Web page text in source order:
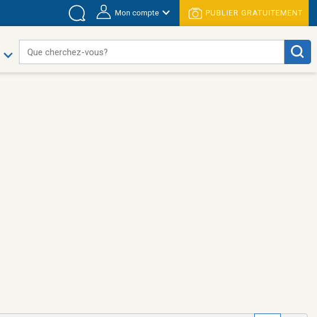
Mon compte PUBLIER GRATUITEMENT
Que cherchez-vous?